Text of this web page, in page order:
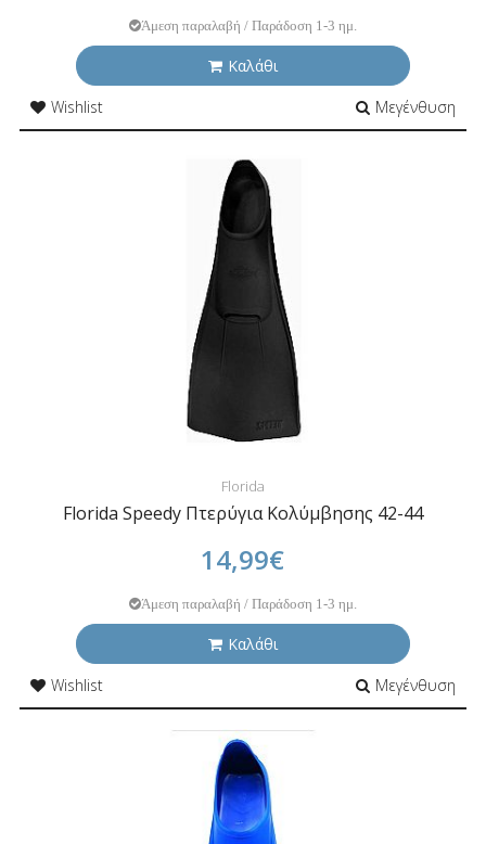
Άμεση παραλαβή / Παράδοση 1-3 ημ.
Καλάθι
Wishlist
Μεγένθυση
Florida
Florida Speedy Πτερύγια Κολύμβησης 42-44
14,99€
Άμεση παραλαβή / Παράδοση 1-3 ημ.
Καλάθι
Wishlist
Μεγένθυση